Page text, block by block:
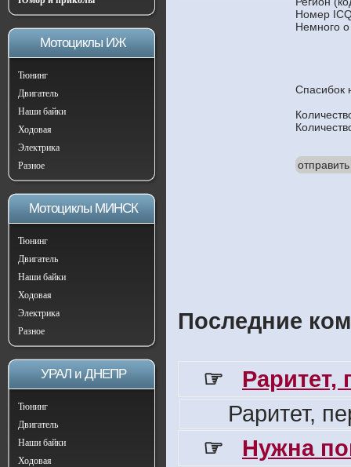
Мотоциклы ИЖ
Тюнинг
Двигатель
Наши байки
Ходовая
Электрика
Разное
Мотоциклы МИНСК
Тюнинг
Двигатель
Наши байки
Ходовая
Электрика
Разное
УРАЛ и ДНЕПР
Тюнинг
Двигатель
Наши байки
Ходовая
Номер
Немного
Спасибок
Последние
☞
Раритет,
Раритет,
☞
Нужна